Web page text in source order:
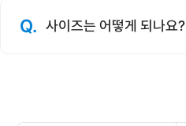
Q. 사이즈는 어떻게 되나요?